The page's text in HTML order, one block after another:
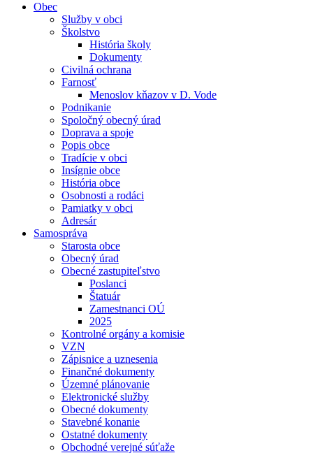
Obec
Služby v obci
Školstvo
História školy
Dokumenty
Civilná ochrana
Farnosť
Menoslov kňazov v D. Vode
Podnikanie
Spoločný obecný úrad
Doprava a spoje
Popis obce
Tradície v obci
Insígnie obce
História obce
Osobnosti a rodáci
Pamiatky v obci
Adresár
Samospráva
Starosta obce
Obecný úrad
Obecné zastupiteľstvo
Poslanci
Štatuár
Zamestnanci OÚ
2025
Kontrolné orgány a komisie
VZN
Zápisnice a uznesenia
Finančné dokumenty
Územné plánovanie
Elektronické služby
Obecné dokumenty
Stavebné konanie
Ostatné dokumenty
Obchodné verejné súťaže